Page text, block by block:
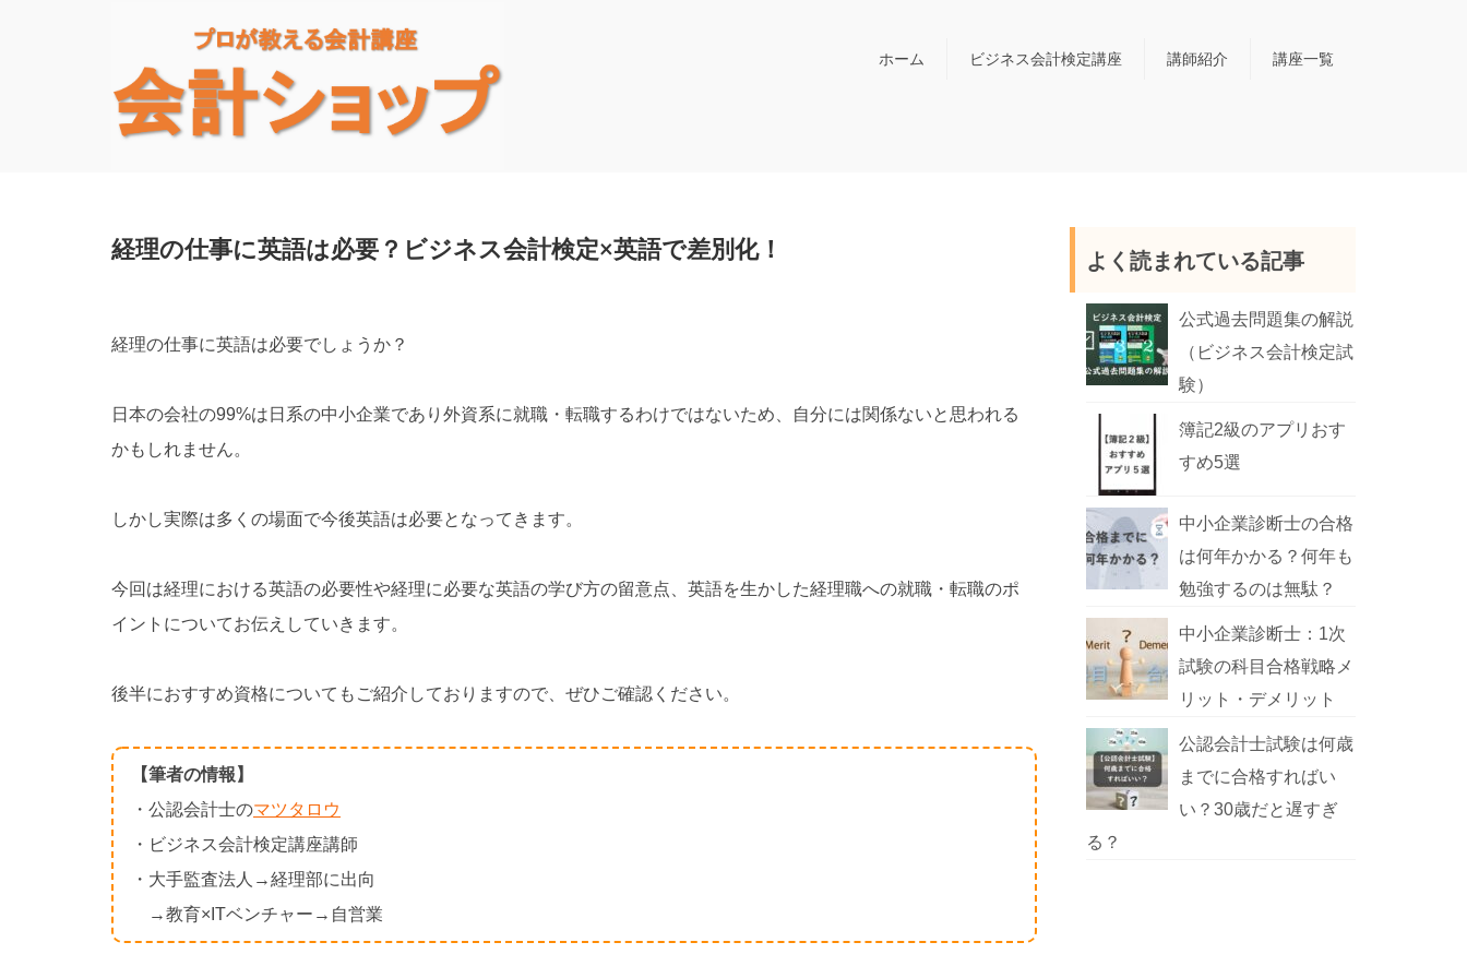
ホーム ビジネス会計検定講座 講師紹介 講座一覧
経理の仕事に英語は必要？ビジネス会計検定×英語で差別化！
経理の仕事に英語は必要でしょうか？
日本の会社の99%は日系の中小企業であり外資系に就職・転職するわけではないため、自分には関係ないと思われる
かもしれません。
しかし実際は多くの場面で今後英語は必要となってきます。
今回は経理における英語の必要性や経理に必要な英語の学び方の留意点、英語を生かした経理職への就職・転職のポ
イントについてお伝えしていきます。
後半におすすめ資格についてもご紹介しておりますので、ぜひご確認ください。
【筆者の情報】
・公認会計士のマツタロウ
・ビジネス会計検定講座講師
・大手監査法人→経理部に出向
→教育×ITベンチャー→自営業
よく読まれている記事
公式過去問題集の解説
（ビジネス会計検定試
験）
簿記2級のアプリおす
すめ5選
中小企業診断士の合格
は何年かかる？何年も
勉強するのは無駄？
中小企業診断士：1次
試験の科目合格戦略メ
リット・デメリット
公認会計士試験は何歳
までに合格すればい
い？30歳だと遅すぎ
る？